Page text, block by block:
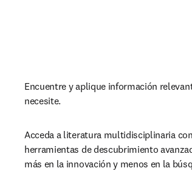
Encuentre y aplique información
necesite.
Acceda a literatura multidisciplinaria
herramientas de descubrimiento
más en la innovación y menos en la